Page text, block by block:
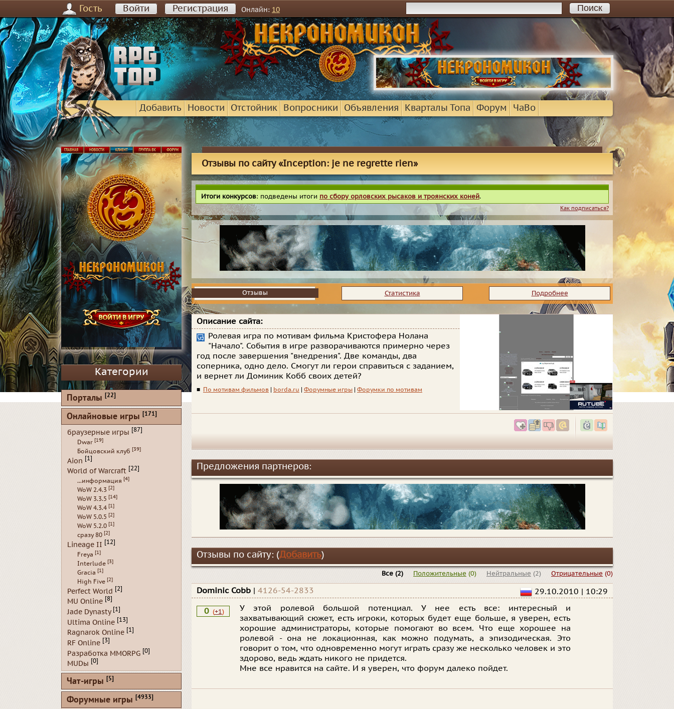
Гость Войти Регистрация Онлайн: 10
Добавить Новости Отстойник Вопросники Объявления Кварталы Топа Форум ЧаВо
Отзывы по сайту «Inception: je ne regrette rien»
Итоги конкурсов: подведены итоги по сбору орловских рысаков и троянских коней.
Как подписаться?
Отзывы
Отзывы Статистика Подробнее
Описание сайта:
Ролевая игра по мотивам фильма Кристофера Нолана
"Начало". События в игре разворачиваются примерно через
год после завершения "внедрения". Две команды, два
соперника, одно дело. Смогут ли герои справиться с заданием,
и вернет ли Доминик Кобб своих детей?
■ По мотивам фильмов borda.ru Форумные игры Форумки по мотивам
Предложения партнеров:
Отзывы по сайту: (Добавить)
Отрицательные (0)
Нейтральные (2)
Положительные (0)
Все (2)
Dominic Cobb | 4126-54-2833 29.10.2010 | 10:29
0 (+1)
У этой ролевой большой потенциал. У нее есть все: интересный и
захватывающий сюжет, есть игроки, которых будет еще больше, я уверен, есть
хорошие администраторы, которые помогают во всем. Что еще хорошее на
ролевой - она не локационная, как можно подумать, а эпизодическая. Это
говорит о том, что одновременно могут играть сразу же несколько человек и это
здорово, ведь ждать никого не придется.
Мне все нравится на сайте. И я уверен, что форум далеко пойдет.
Категории
Порталы [22]
Онлайновые игры [171]
браузерные игры [87]
Dwar [19]
Бойцовский клуб [39]
Aion [1]
World of Warcraft [22]
...информация [4]
WoW 2.4.3 [2]
WoW 3.3.5 [14]
WoW 4.3.4 [1]
WoW 5.0.5 [2]
WoW 5.2.0 [1]
сразу 80 [2]
Lineage II [12]
Freya [1]
Interlude [3]
Gracia [1]
High Five [2]
Perfect World [2]
MU Online [8]
Jade Dynasty [1]
Ultima Online [13]
Ragnarok Online [1]
RF Online [3]
Разработка MMORPG [0]
MUDы [0]
Чат-игры [5]
Форумные игры [4933]